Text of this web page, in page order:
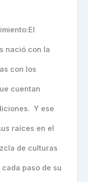
nació con la
con los
cuentan
Y ese
raíces en el
de culturas
paso de su